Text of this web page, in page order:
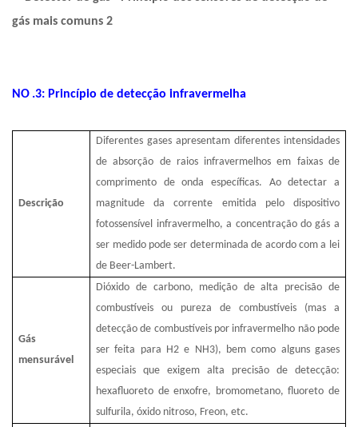
NO .3: Princípio de detecção infravermelha
Descrição
Diferentes gases apresentam diferentes intensidades
de absorção de raios infravermelhos em faixas de
comprimento de onda específicas. Ao detectar a
magnitude da corrente emitida pelo dispositivo
fotossensível infravermelho, a concentração do gás a
ser medido pode ser determinada de acordo com a lei
de Beer-Lambert.
Gás
mensurável
Dióxido de carbono, medição de alta precisão de
combustíveis ou pureza de combustíveis (mas a
detecção de combustíveis por infravermelho não pode
ser feita para H2 e NH3), bem como alguns gases
especiais que exigem alta precisão de detecção:
hexafluoreto de enxofre, bromometano, fluoreto de
sulfurila, óxido nitroso, Freon, etc.